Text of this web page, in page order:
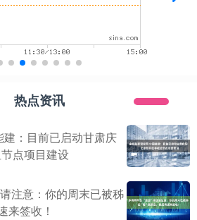
热点资讯
：目前已启动甘肃庆
点项目建设
注意：你的周末已被秭
来签收！